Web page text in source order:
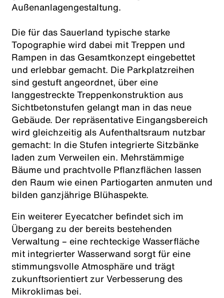
Außenanlagengestaltung.
Die für das Sauerland typische starke
Topographie wird dabei mit Treppen und
Rampen in das Gesamtkonzept eingebettet
und erlebbar gemacht. Die Parkplatzreihen
sind gestuft angeordnet, über eine
langgestreckte Treppenkonstruktion aus
Sichtbetonstufen gelangt man in das neue
Gebäude. Der repräsentative Eingangsbereich
wird gleichzeitig als Aufenthaltsraum nutzbar
gemacht: In die Stufen integrierte Sitzbänke
laden zum Verweilen ein. Mehrstämmige
Bäume und prachtvolle Pflanzflächen lassen
den Raum wie einen Partiogarten anmuten und
bilden ganzjährige Blühaspekte.
Ein weiterer Eyecatcher befindet sich im
Übergang zu der bereits bestehenden
Verwaltung – eine rechteckige Wasserfläche
mit integrierter Wasserwand sorgt für eine
stimmungsvolle Atmosphäre und trägt
zukunftsorientiert zur Verbesserung des
Mikroklimas bei.